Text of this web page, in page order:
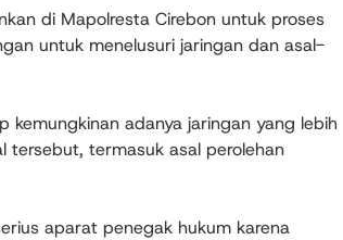
di Mapolresta Cirebon untuk proses
untuk menelusuri jaringan dan asal-
kemungkinan adanya jaringan yang lebih
tersebut, termasuk asal perolehan
aparat penegak hukum karena